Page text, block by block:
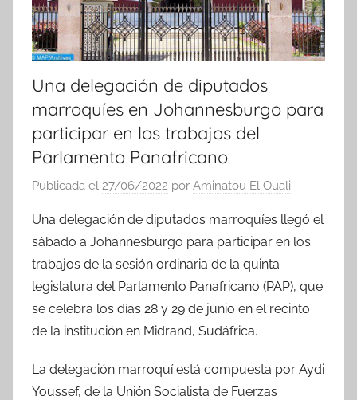
Una delegación de diputados
marroquíes en Johannesburgo para
participar en los trabajos del
Parlamento Panafricano
Publicada el 27/06/2022 por Aminatou El Ouali
Una delegación de diputados marroquíes llegó el
sábado a Johannesburgo para participar en los
trabajos de la sesión ordinaria de la quinta
legislatura del Parlamento Panafricano (PAP), que
se celebra los días 28 y 29 de junio en el recinto
de la institución en Midrand, Sudáfrica.
La delegación marroquí está compuesta por Aydi
Youssef, de la Unión Socialista de Fuerzas